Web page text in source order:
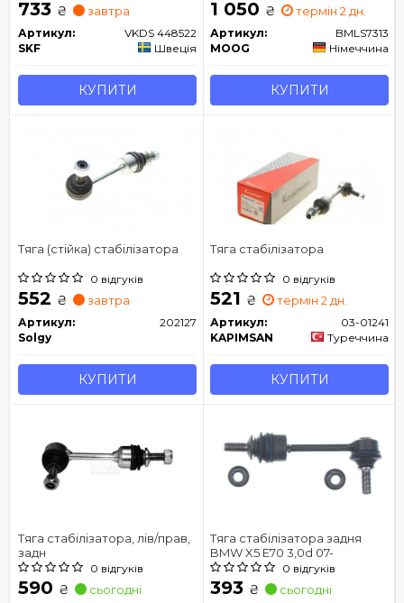
733 ₴ завтра
Артикул:
VKDS 448522
SKF
Швеція
КУПИТИ
1 050 ₴ термін 2 дн.
Артикул:
BMLS7313
MOOG
Німеччина
КУПИТИ
Тяга (стійка) стабілізатора
0 відгуків
552 ₴ завтра
Артикул:
202127
Solgy
КУПИТИ
Тяга стабілізатора
0 відгуків
521 ₴ термін 2 дн.
Артикул:
03-01241
KAPIMSAN
Туреччина
КУПИТИ
Тяга стабілізатора, лів/прав,
задн
0 відгуків
590 ₴ сьогодні
Тяга стабілізатора задня
BMW X5 E70 3,0d 07-
0 відгуків
393 ₴ сьогодні